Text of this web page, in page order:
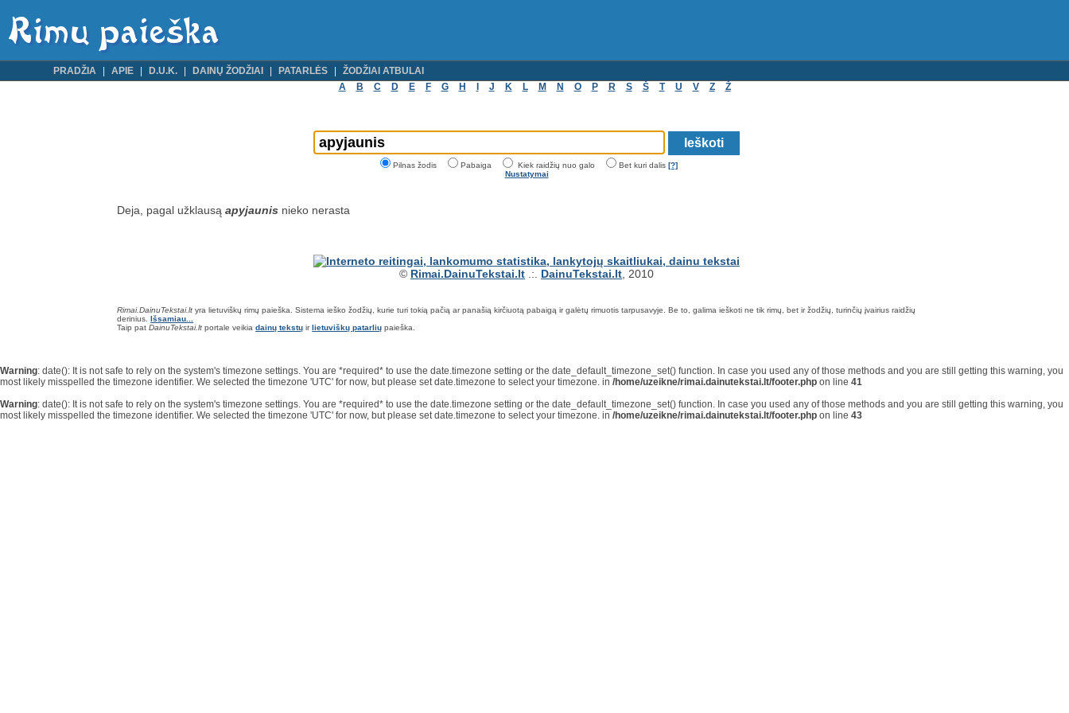
PRADŽIA APIE D.U.K. DAINŲ ŽODŽIAI PATARLĖS
ŽODŽIAI ATBULAI
A
B C D E F G H J K L M N O P R S Š T U V Z Ž
Pilnas žodis Pabaiga Kiek raidžių nuo galo Bet kuri dalis [?]
Nustatymai
Deja, pagal užklausąapyjaunis nieko nerasta
© Rimai.DainuTekstai.lt .:. DainuTekstai.lt , 2010
Rimai.DainuTekstai.lt yra lietuviškų rimų paieška. Sistema ieško žodžių, kurie turi tokią pačią ar panašią kirčiuotą pabaigą ir galėtų rimuotis tarpusavyje. Be to, galima ieškoti ne tik rimų, bet ir žodžių, turinčių įvairius raidžių
derinius.Išsamiau...
Taip patDainuTekstai.lt portale veikiadainų tekstų irlietuviškų patarlių paieška.
Warning: date(): It is not safe to rely on the system's timezone settings. You are *required* to use the date.timezone setting or the date_default_timezone_set() function. In case you used any of those methods and you are still getting this warning, you
most likely misspelled the timezone identifier. We selected the timezone 'UTC' for now, but please set date.timezone to select your timezone. in /home/uzeikne/rimai.dainutekstai.lt/footer.php on line 41
Warning: date(): It is not safe to rely on the system's timezone settings. You are *required* to use the date.timezone setting or the date_default_timezone_set() function. In case you used any of those methods and you are still getting this warning, you
most likely misspelled the timezone identifier. We selected the timezone 'UTC' for now, but please set date.timezone to select your timezone. in /home/uzeikne/rimai.dainutekstai.lt/footer.php on line 43